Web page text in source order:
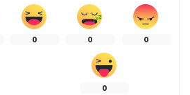
0 0 0
0